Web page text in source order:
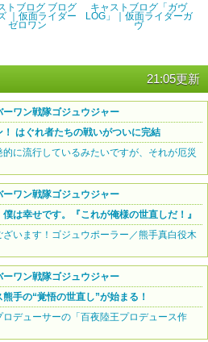
トブログ ブログ
｜仮面ライダー
ゼロワン
キャストブログ「ガヴ
LOG」｜仮面ライダーガ
ヴ
21:05更新
ワン戦隊ゴジュウジャー
はぐれ者たちの戦いがついに完結
に流行しているみたいですが、それが厄災
ワン戦隊ゴジュウジャー
は幸せです。『これが俺様の世直しだ！』
います！ゴジュウポーラー／熊手真白役木
ワン戦隊ゴジュウジャー
手の“覚悟の世直し”が始まる！
デューサーの「百夜陸王プロデュース作